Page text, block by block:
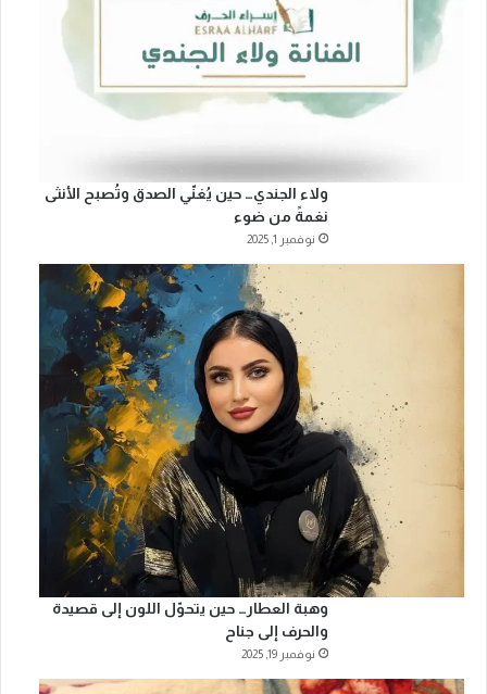
ولاء الجندي… حين يُغنّي الصدق وتُصبح الأنثى
نغمةً من ضوء
نوفمبر 1, 2025
وهبة العطار… حين يتحوّل اللون إلى قصيدة
والحرف إلى جناح
نوفمبر 19, 2025